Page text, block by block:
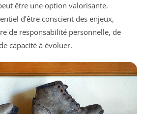
être une option valorisante.
d’être conscient des enjeux,
de responsabilité personnelle, de
capacité à évoluer.